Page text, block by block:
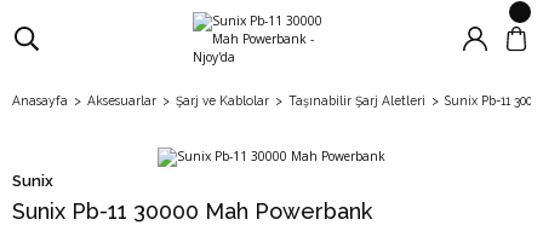
Anasayfa Aksesuarlar Şarj ve Kablolar Taşınabilir Şarj Aletleri Sunix Pb-11
Sunix
Sunix Pb-11 30000 Mah Powerbank